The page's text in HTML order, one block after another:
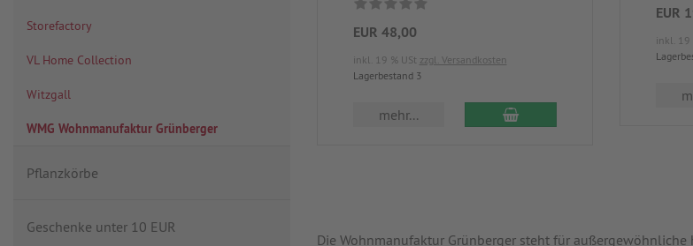
EUR 48,00
inkl. 19 % USt zzgl. Versandkosten
Lagerbestand 3
mehr...
EUR
inkl. 19
Die Wohnmanufaktur Grünberger steht für
Storefactory
VL Home Collection
Witzgall
WMG Wohnmanufaktur Grünberger
Pflanzkörbe
Geschenke unter 10 EUR